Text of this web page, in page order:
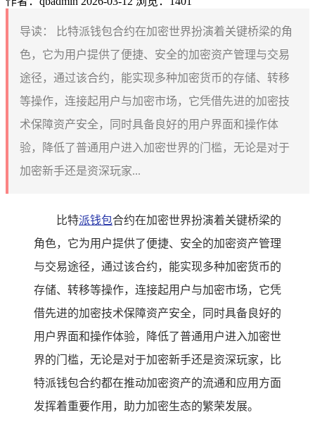
导读：
比特派钱包合约在加密世界扮演着关键桥梁的角
色，它为用户提供了便捷、安全的加密资产管理与交易
途径，通过该合约，能实现多种加密货币的存储、转移
等操作，连接起用户与加密市场，它凭借先进的加密技
术保障资产安全，同时具备良好的用户界面和操作体
验，降低了普通用户进入加密世界的门槛，无论是对于
加密新手还是资深玩家...
比特派钱包合约在加密世界扮演着关键桥梁的
角色，它为用户提供了便捷、安全的加密资产管理
与交易途径，通过该合约，能实现多种加密货币的
存储、转移等操作，连接起用户与加密市场，它凭
借先进的加密技术保障资产安全，同时具备良好的
用户界面和操作体验，降低了普通用户进入加密世
界的门槛，无论是对于加密新手还是资深玩家，比
特派钱包合约都在推动加密资产的流通和应用方面
发挥着重要作用，助力加密生态的繁荣发展。